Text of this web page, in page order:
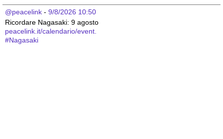
@peacelink - 9/8/2026 10:50
Ricordare Nagasaki: 9 agosto
peacelink.it/calendario/event.
#Nagasaki